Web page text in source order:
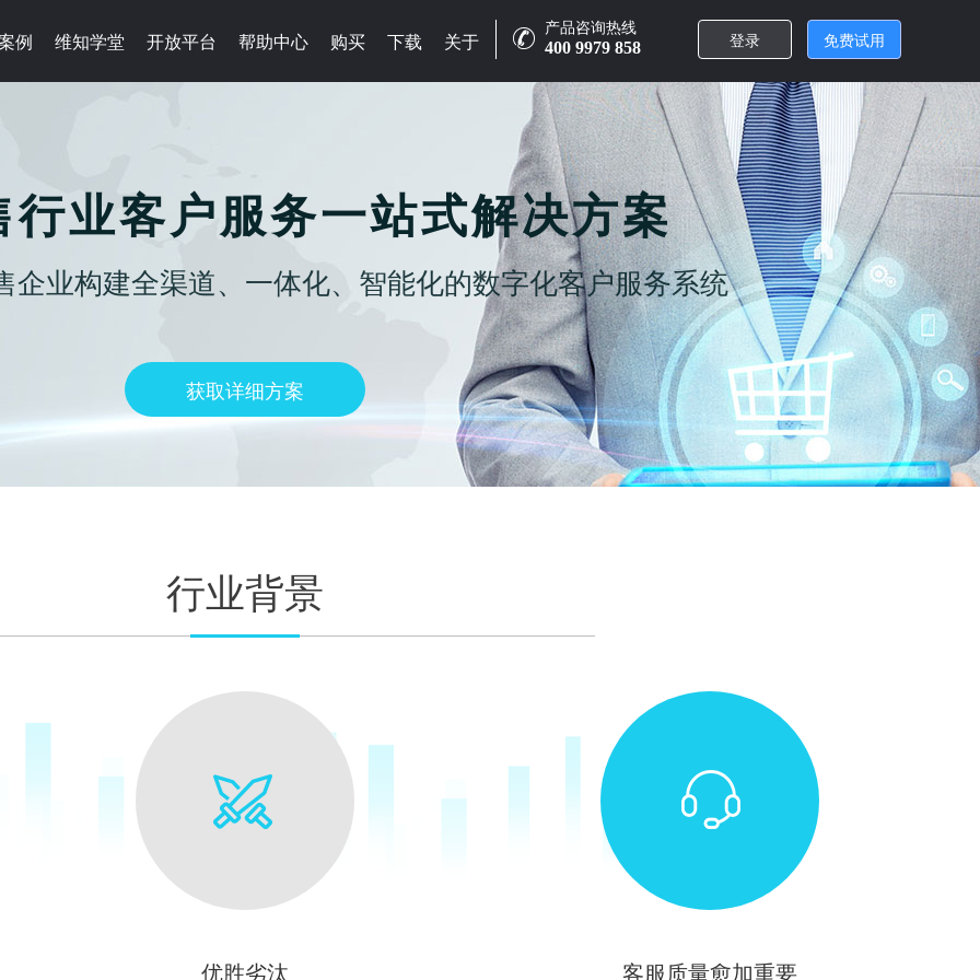
例 维知学堂 开放平台 帮助中心 购买 下载 关于
产品咨询热线
400 9979 858 登录 免费试用
行业客户服务一站式解决方案
企业构建全渠道、一体化、智能化的数字化客户服务系统
获取详细方案
行业背景
优胜劣汰 客服质量愈加重要